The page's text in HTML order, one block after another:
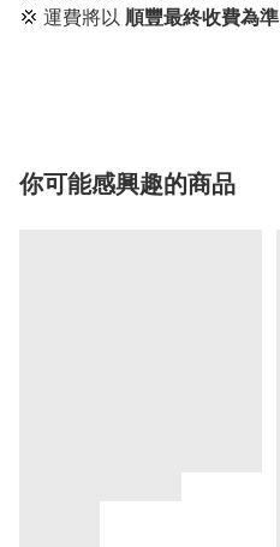
💢 運費將以 順豐最終收費為準
你可能感興趣的商品